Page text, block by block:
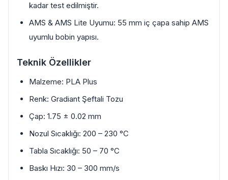
kadar test edilmiştir.
AMS & AMS Lite Uyumu: 55 mm iç çapa sahip AMS
uyumlu bobin yapısı.
Teknik Özellikler
Malzeme: PLA Plus
Renk: Gradiant Şeftali Tozu
Çap: 1.75 ± 0.02 mm
Nozul Sıcaklığı: 200 – 230 °C
Tabla Sıcaklığı: 50 – 70 °C
Baskı Hızı: 30 – 300 mm/s